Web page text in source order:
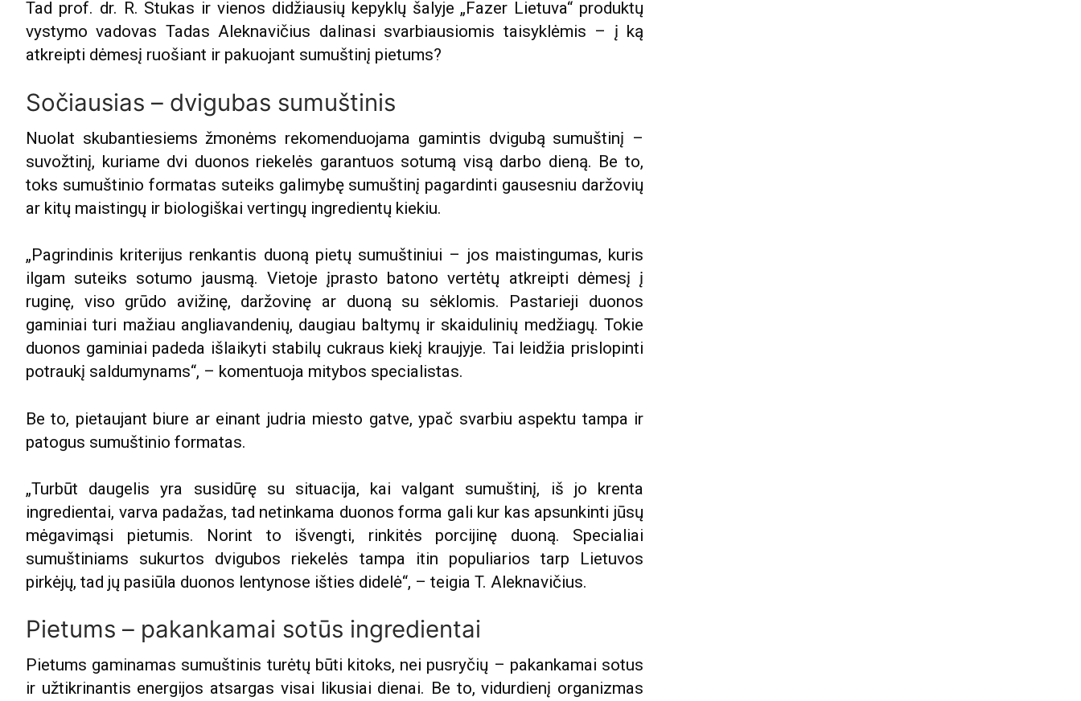
Tad prof. dr. R. Stukas ir vienos didžiausių kepyklų šalyje „Fazer Lietuva“ produktų
vystymo vadovas Tadas Aleknavičius dalinasi svarbiausiomis taisyklėmis – į ką
atkreipti dėmesį ruošiant ir pakuojant sumuštinį pietums?
Sočiausias – dvigubas sumuštinis
Nuolat skubantiesiems žmonėms rekomenduojama gamintis dvigubą sumuštinį –
suvožtinį, kuriame dvi duonos riekelės garantuos sotumą visą darbo dieną. Be to,
toks sumuštinio formatas suteiks galimybę sumuštinį pagardinti gausesniu daržovių
ar kitų maistingų ir biologiškai vertingų ingredientų kiekiu.
„Pagrindinis kriterijus renkantis duoną pietų sumuštiniui – jos maistingumas, kuris
ilgam suteiks sotumo jausmą. Vietoje įprasto batono vertėtų atkreipti dėmesį į
ruginę, viso grūdo avižinę, daržovinę ar duoną su sėklomis. Pastarieji duonos
gaminiai turi mažiau angliavandenių, daugiau baltymų ir skaidulinių medžiagų. Tokie
duonos gaminiai padeda išlaikyti stabilų cukraus kiekį kraujyje. Tai leidžia prislopinti
potraukį saldumynams“, – komentuoja mitybos specialistas.
Be to, pietaujant biure ar einant judria miesto gatve, ypač svarbiu aspektu tampa ir
patogus sumuštinio formatas.
„Turbūt daugelis yra susidūrę su situacija, kai valgant sumuštinį, iš jo krenta
ingredientai, varva padažas, tad netinkama duonos forma gali kur kas apsunkinti jūsų
mėgavimąsi pietumis. Norint to išvengti, rinkitės porcijinę duoną. Specialiai
sumuštiniams sukurtos dvigubos riekelės tampa itin populiarios tarp Lietuvos
pirkėjų, tad jų pasiūla duonos lentynose išties didelė“, – teigia T. Aleknavičius.
Pietums – pakankamai sotūs ingredientai
Pietums gaminamas sumuštinis turėtų būti kitoks, nei pusryčių – pakankamai sotus
ir užtikrinantis energijos atsargas visai likusiai dienai. Be to, vidurdienį organizmas